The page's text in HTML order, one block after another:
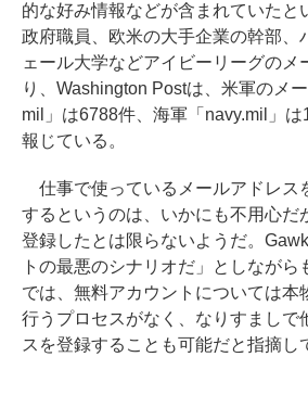
的な好み情報などが含まれていたと
政府職員、欧米の大手企業の幹部、
ェール大学などアイビーリーグのメ
り、Washington Postは、米軍のメ
mil」は6788件、海軍「navy.mil」
報じている。
仕事で使っているメールアドレス
するというのは、いかにも不用心だ
登録したとは限らないようだ。
トの最悪のシナリオだ」としなが
では、無料アカウントについては本
行うプロセスがなく、なりすましで
スを登録することも可能だと指摘し